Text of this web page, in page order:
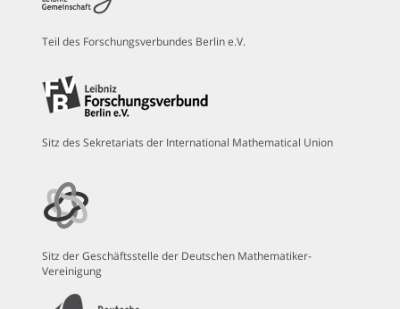
Teil des Forschungsverbundes Berlin e.V.
Sitz des Sekretariats der International Mathematical Union
Sitz der Geschäftsstelle der Deutschen Mathematiker-
Vereinigung